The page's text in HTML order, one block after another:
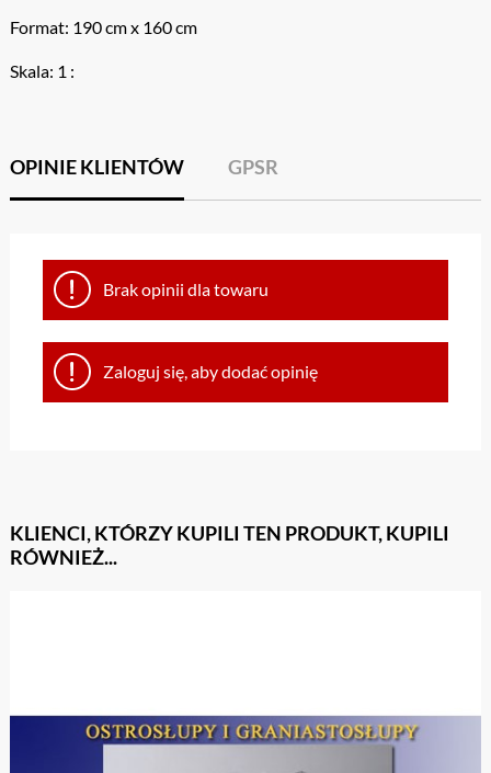
Format: 190 cm x 160 cm
Skala: 1 :
OPINIE KLIENTÓW GPSR
Brak opinii dla towaru
Zaloguj się, aby dodać opinię
KLIENCI, KTÓRZY KUPILI TEN PRODUKT, KUPILI
RÓWNIEŻ...